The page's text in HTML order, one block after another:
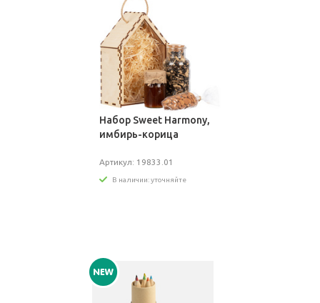
Набор Sweet Harmony,
имбирь-корица
Артикул: 19833.01
В наличии: уточняйте